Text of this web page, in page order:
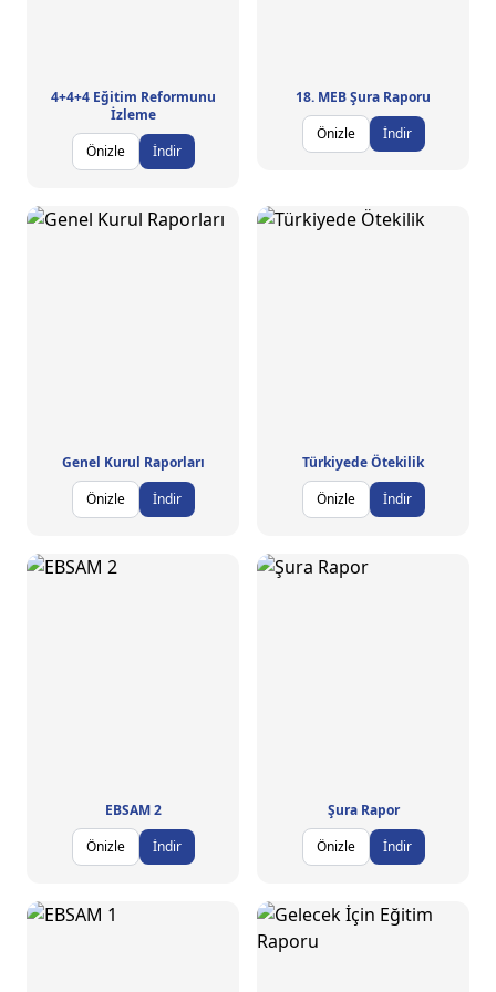
4+4+4 Eğitim Reformunu
İzleme
Önizle
İndir
18. MEB Şura Raporu
Önizle
İndir
Genel Kurul Raporları
Önizle
İndir
Türkiyede Ötekilik
Önizle
İndir
EBSAM 2
Önizle
İndir
Şura Rapor
Önizle
İndir